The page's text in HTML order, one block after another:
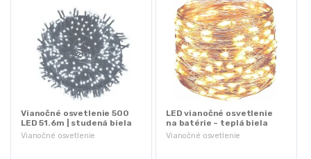
Vianočné osvetlenie
Vianočné osvetlenie 500
LED 51.6m | studená biela
Vianočné osvetlenie
LED vianočné osvetlenie
na batérie – teplá biela
10m